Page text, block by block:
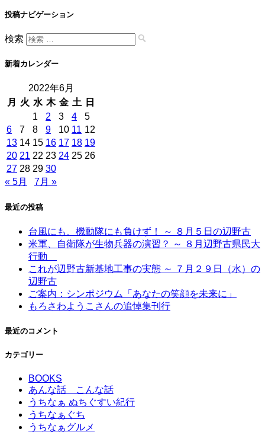
投稿ナビゲーション
検索
新着カレンダー
2022年6月
月
火 水 木 金 土 日
1
2 3 4
5
6
7 8 9 10 11 12
13 14 15 16 17 18 19
20 21 22 23 24 25 26
27 28 29 30
« 5月
7月 »
最近の投稿
台風にも、機動隊にも負けず！ ～ ８月５日の辺野古
米軍、自衛隊が生物兵器の演習？ ～ ８月辺野古県民大
行動
これが辺野古新基地工事の実態 ～ ７月２９日（水）の
辺野古
ご案内：シンポジウム「あなたの笑顔を未来に」
もろさわようこさんの追悼集刊行
最近のコメント
カテゴリー
BOOKS
あんな話 こんな話
うちなぁ ぬちぐすい紀行
うちなぁぐち
うちなぁグルメ